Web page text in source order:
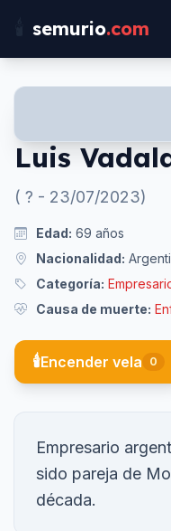
semurio.com
Luis
( ? - 23/07/2023)
Edad: 69 años
Nacionalidad:
Categoría:
Causa de muerte:
🕯️Encender vela 0
Empresario
sido pareja de
década.